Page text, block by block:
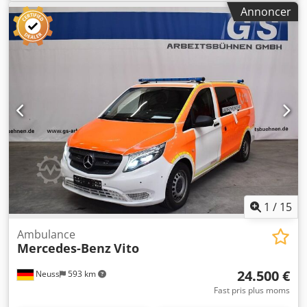
servostyring, = Yderligere muligheder og udstyr = -
Bladaffjedring - Elektriske vinduer - Førerairbag -
Radio/CD-afspiller - Sidebars - Solskærm - Justerbart rat -
N Ufysfx Aixoa Kabine: enkel Antal cylindre: 3
Motorvolumen: 1.968 ccm Egenvægt: 2.673 kg Skader:
ingen Registreringsnummer: GN-021-T
Annoncer
1 / 15
Neuss 593 km
Ambulance
Mercedes-BenzVito
24.500 €
Fast pris plus moms